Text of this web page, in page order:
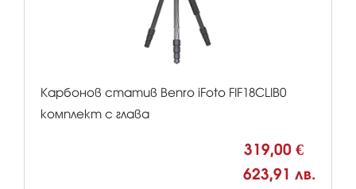
Карбонов статив Benro iFoto FIF18CLIB0
комплект с глава
319,00 €
623,91 лв.